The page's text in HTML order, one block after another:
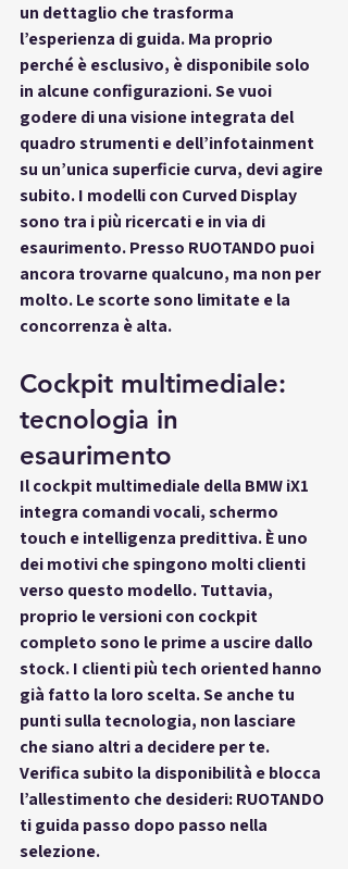
un dettaglio che trasforma
l’esperienza di guida. Ma proprio
perché è esclusivo, è disponibile solo
in alcune configurazioni. Se vuoi
godere di una visione integrata del
quadro strumenti e dell’infotainment
su un’unica superficie curva, devi agire
subito. I modelli con Curved Display
sono tra i più ricercati e in via di
esaurimento. Presso RUOTANDO puoi
ancora trovarne qualcuno, ma non per
molto. Le scorte sono limitate e la
concorrenza è alta.
Cockpit multimediale:
tecnologia in
esaurimento
Il cockpit multimediale della BMW iX1
integra comandi vocali, schermo
touch e intelligenza predittiva. È uno
dei motivi che spingono molti clienti
verso questo modello. Tuttavia,
proprio le versioni con cockpit
completo sono le prime a uscire dallo
stock. I clienti più tech oriented hanno
già fatto la loro scelta. Se anche tu
punti sulla tecnologia, non lasciare
che siano altri a decidere per te.
Verifica subito la disponibilità e blocca
l’allestimento che desideri: RUOTANDO
ti guida passo dopo passo nella
selezione.